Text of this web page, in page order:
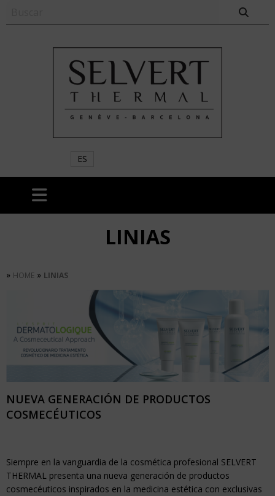
ES
LINIAS
» HOME » LINIAS
NUEVA GENERACIÓN DE PRODUCTOS
COSMECÉUTICOS
Siempre en la vanguardia de la cosmética profesional SELVERT
THERMAL presenta una nueva generación de productos
cosmecéuticos inspirados en la medicina estética con exclusivas